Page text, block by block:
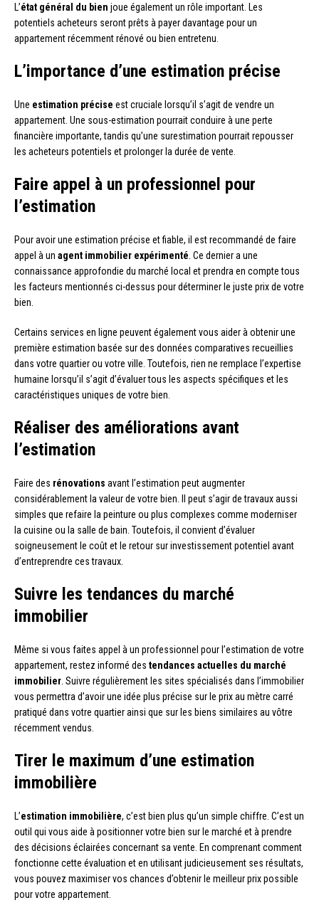
L’état général du bien joue également un rôle important. Les
potentiels acheteurs seront prêts à payer davantage pour un
appartement récemment rénové ou bien entretenu.
L’importance d’une estimation précise
Une estimation précise est cruciale lorsqu’il s’agit de vendre un
appartement. Une sous-estimation pourrait conduire à une perte
financière importante, tandis qu’une surestimation pourrait repousser
les acheteurs potentiels et prolonger la durée de vente.
Faire appel à un professionnel pour
l’estimation
Pour avoir une estimation précise et fiable, il est recommandé de faire
appel à un agent immobilier expérimenté . Ce dernier a une
connaissance approfondie du marché local et prendra en compte tous
les facteurs mentionnés ci-dessus pour déterminer le juste prix de votre
bien.
Certains services en ligne peuvent également vous aider à obtenir une
première estimation basée sur des données comparatives recueillies
dans votre quartier ou votre ville. Toutefois, rien ne remplace l’expertise
humaine lorsqu’il s’agit d’évaluer tous les aspects spécifiques et les
caractéristiques uniques de votre bien.
Réaliser des améliorations avant
l’estimation
Faire des rénovations avant l’estimation peut augmenter
considérablement la valeur de votre bien. Il peut s’agir de travaux aussi
simples que refaire la peinture ou plus complexes comme moderniser
la cuisine ou la salle de bain. Toutefois, il convient d’évaluer
soigneusement le coût et le retour sur investissement potentiel avant
d’entreprendre ces travaux.
Suivre les tendances du marché
immobilier
Même si vous faites appel à un professionnel pour l’estimation de votre
appartement, restez informé des tendances actuelles du marché
immobilier . Suivre régulièrement les sites spécialisés dans l’immobilier
vous permettra d’avoir une idée plus précise sur le prix au mètre carré
pratiqué dans votre quartier ainsi que sur les biens similaires au vôtre
récemment vendus.
Tirer le maximum d’une estimation
immobilière
L’estimation immobilière, c’est bien plus qu’un simple chiffre. C’est un
outil qui vous aide à positionner votre bien sur le marché et à prendre
des décisions éclairées concernant sa vente. En comprenant comment
fonctionne cette évaluation et en utilisant judicieusement ses résultats,
vous pouvez maximiser vos chances d’obtenir le meilleur prix possible
pour votre appartement.